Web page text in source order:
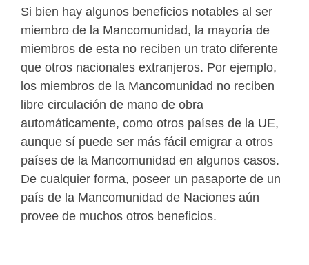
Si bien hay algunos beneficios notables al ser
miembro de la Mancomunidad, la mayoría de
miembros de esta no reciben un trato diferente
que otros nacionales extranjeros. Por ejemplo,
los miembros de la Mancomunidad no reciben
libre circulación de mano de obra
automáticamente, como otros países de la UE,
aunque sí puede ser más fácil emigrar a otros
países de la Mancomunidad en algunos casos.
De cualquier forma, poseer un pasaporte de un
país de la Mancomunidad de Naciones aún
provee de muchos otros beneficios.